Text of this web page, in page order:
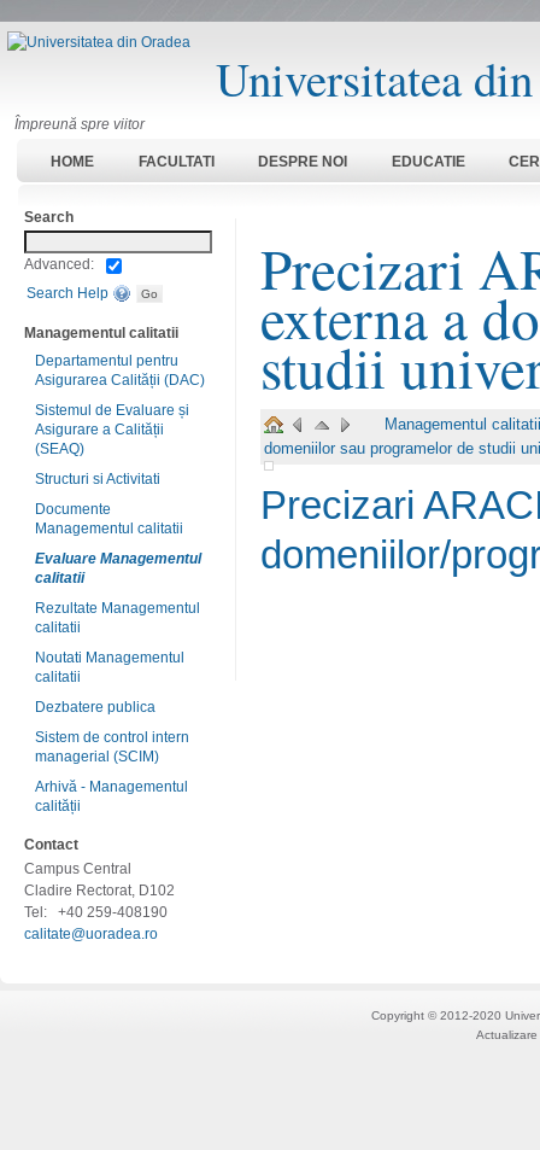
Universitatea
Împreună spre viitor
HOME FACULTATI DESPRE NOI EDUCATIE
Precizari
externa a
studii
Managementul
domeniilor sau programelor de studii
Precizari
domeniilor/
Search
Advanced:
Search Help
Managementul calitatii
Departamentul pentru
Asigurarea Calității (DAC)
Sistemul de Evaluare și
Asigurare a Calității
(SEAQ)
Structuri si Activitati
Documente
Managementul calitatii
Evaluare Managementul
calitatii
Rezultate Managementul
calitatii
Noutati Managementul
calitatii
Dezbatere publica
Sistem de control intern
managerial (SCIM)
Arhivă - Managementul
calității
Contact
Campus Central
Cladire Rectorat, D102
Tel: +40 259-408190
calitate@uoradea.ro
Copyright © 2012-2020